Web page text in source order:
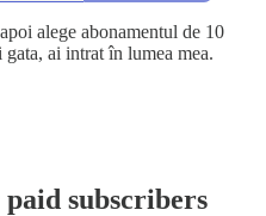
alege abonamentul de 10
ai intrat în lumea mea.
subscribers